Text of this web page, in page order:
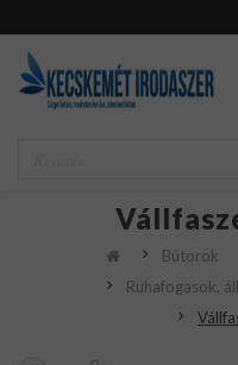
Bútorok
Ruhafogasok,